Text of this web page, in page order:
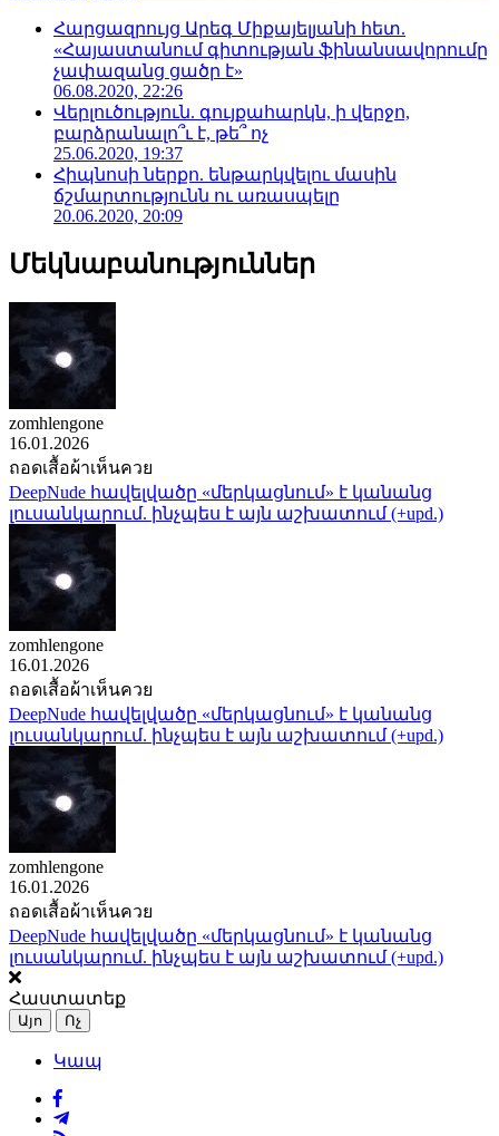
Հարցազրույց Արեգ Միքայելյանի հետ.
«Հայաստանում գիտության ֆինանսավորումը
չափազանց ցածր է»
06.08.2020, 22:26
Վերլուծություն. գույքահարկն, ի վերջո,
բարձրանալո՞ւ է, թե՞ ոչ
25.06.2020, 19:37
Հիպնոսի ներքո. ենթարկվելու մասին
ճշմարտությունն ու առասպելը
20.06.2020, 20:09
Մեկնաբանություններ
zomhlengone
16.01.2026
ถอดเสื้อผ้าเห็นควย
DeepNude հավելվածը «մերկացնում» է կանանց
լուսանկարում. ինչպես է այն աշխատում (+upd.)
zomhlengone
16.01.2026
ถอดเสื้อผ้าเห็นควย
DeepNude հավելվածը «մերկացնում» է կանանց
լուսանկարում. ինչպես է այն աշխատում (+upd.)
zomhlengone
16.01.2026
ถอดเสื้อผ้าเห็นควย
DeepNude հավելվածը «մերկացնում» է կանանց
լուսանկարում. ինչպես է այն աշխատում (+upd.)
Հաստատեք
Այո Ոչ
Կապ